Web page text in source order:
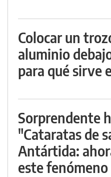
Colocar un
aluminio
para qué sirve
Sorprendente
"Cataratas de
Antártida:
este